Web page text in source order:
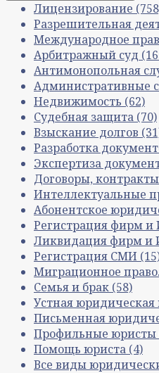
Лицензирование
Разрешительная
Международное
Арбитражный суд
Антимонопольная
Административные
Недвижимость (62)
Судебная защита (70)
Взыскание долгов
Разработка
Экспертиза
Договоры, контракты
Интеллектуальные
Абонентское
Регистрация фирм и
Ликвидация фирм и
Регистрация СМИ
Миграционное
Семья и брак (58)
Устная юридическая
Письменная
Профильные юристы
Помощь юриста (4)
Все виды